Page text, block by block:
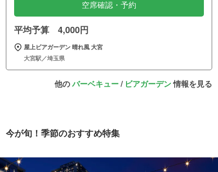
空席確認・予約
平均予算 4,000円
屋上ビアガーデン 晴れ風 大宮
大宮駅／埼玉県
他のバーベキュー/ ビアガーデン情報を見る
今が旬！季節のおすすめ特集